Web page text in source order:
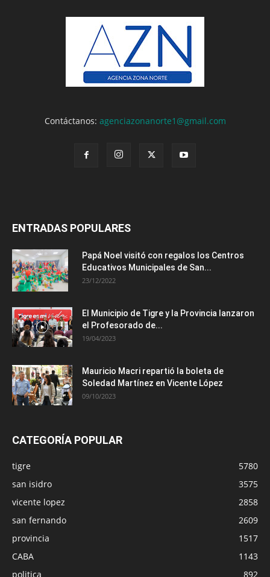
Contáctanos: agenciazonanorte1@gmail.com
ENTRADAS POPULARES
Papá Noel visitó con regalos los Centros
Educativos Municipales de San...
23/12/2022
El Municipio de Tigre y la Provincia lanzaron
el Profesorado de...
19/04/2023
Mauricio Macri repartió la boleta de
Soledad Martínez en Vicente López
09/10/2023
CATEGORÍA POPULAR
tigre
5780
san isidro
3575
vicente lopez
2858
san fernando
2609
provincia
1517
CABA
1143
politica
892